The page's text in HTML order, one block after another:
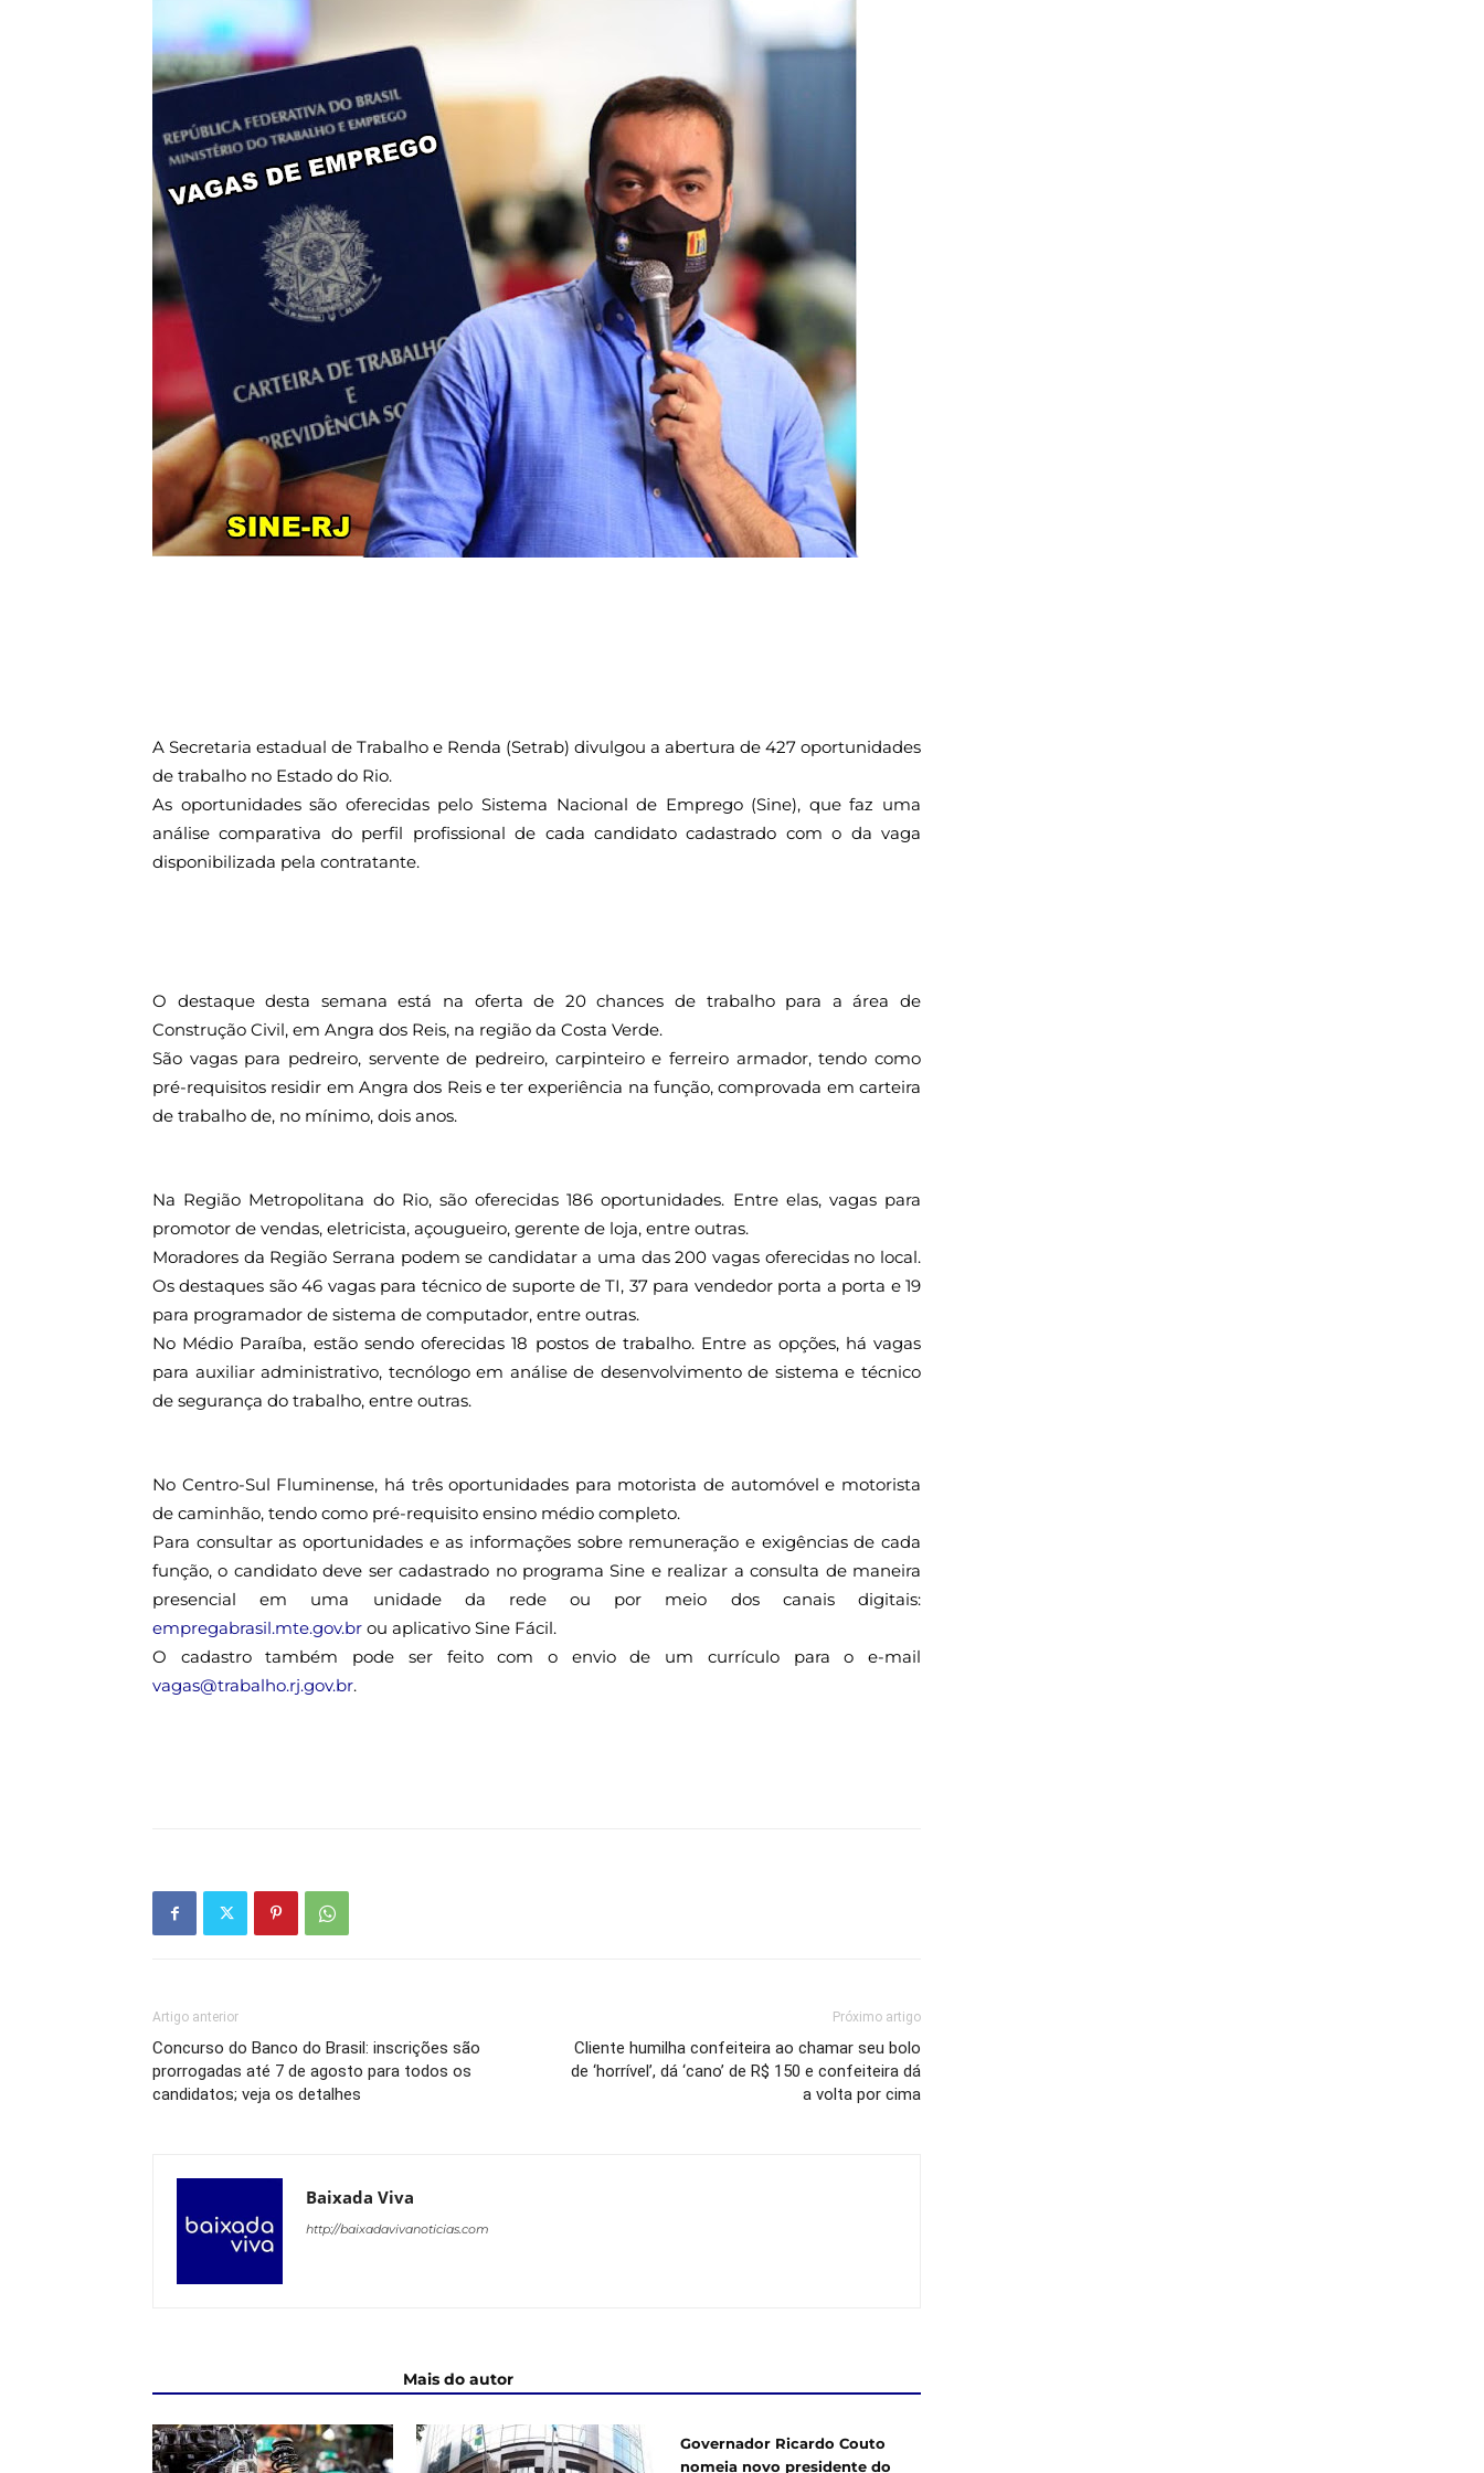
A Secretaria estadual de Trabalho e Renda (Setrab) divulgou a abertura de 427 oportunidades
de trabalho no Estado do Rio.
As oportunidades são oferecidas pelo Sistema Nacional de Emprego (Sine), que faz uma
análise comparativa do perfil profissional de cada candidato cadastrado com o da vaga
disponibilizada pela contratante.
O destaque desta semana está na oferta de 20 chances de trabalho para a área de
Construção Civil, em Angra dos Reis, na região da Costa Verde.
São vagas para pedreiro, servente de pedreiro, carpinteiro e ferreiro armador, tendo como
pré-requisitos residir em Angra dos Reis e ter experiência na função, comprovada em carteira
de trabalho de, no mínimo, dois anos.
Na Região Metropolitana do Rio, são oferecidas 186 oportunidades. Entre elas, vagas para
promotor de vendas, eletricista, açougueiro, gerente de loja, entre outras.
Moradores da Região Serrana podem se candidatar a uma das 200 vagas oferecidas no local.
Os destaques são 46 vagas para técnico de suporte de TI, 37 para vendedor porta a porta e 19
para programador de sistema de computador, entre outras.
No Médio Paraíba, estão sendo oferecidas 18 postos de trabalho. Entre as opções, há vagas
para auxiliar administrativo, tecnólogo em análise de desenvolvimento de sistema e técnico
de segurança do trabalho, entre outras.
No Centro-Sul Fluminense, há três oportunidades para motorista de automóvel e motorista
de caminhão, tendo como pré-requisito ensino médio completo.
Para consultar as oportunidades e as informações sobre remuneração e exigências de cada
função, o candidato deve ser cadastrado no programa Sine e realizar a consulta de maneira
presencial em uma unidade da rede ou por meio dos canais digitais:
empregabrasil.mte.gov.br ou aplicativo Sine Fácil.
O cadastro também pode ser feito com o envio de um currículo para o e-mail
vagas@trabalho.rj.gov.br.
Artigo anterior
Concurso do Banco do Brasil: inscrições são
prorrogadas até 7 de agosto para todos os
candidatos; veja os detalhes
Próximo artigo
Cliente humilha confeiteira ao chamar seu bolo
de ‘horrível’, dá ‘cano’ de R$ 150 e confeiteira dá
a volta por cima
Baixada Viva
http://baixadavivanoticias.com
Mais do autor
Governador Ricardo Couto
nomeia novo presidente do